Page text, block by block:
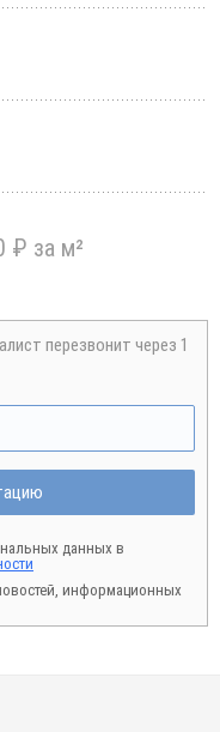
₽ за м²
перезвонит через 1
данных в
информационных